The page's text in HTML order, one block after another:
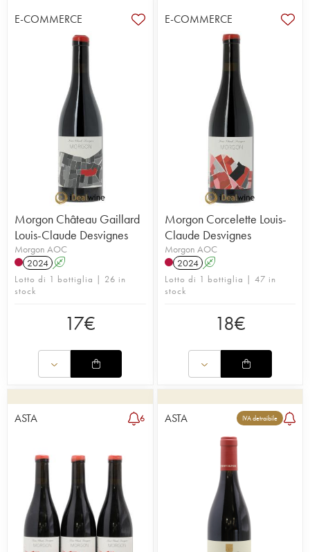
E-COMMERCE
Morgon Château Gaillard
Louis-Claude Desvignes
Morgon AOC
2024 A
Lotto di 1 bottiglia | 26 in
stock
17€
E-COMMERCE
Morgon Corcelette Louis-
Claude Desvignes
Morgon AOC
2024 A
Lotto di 1 bottiglia | 47 in
stock
18€
ASTA 6 ASTA IVA detraibile